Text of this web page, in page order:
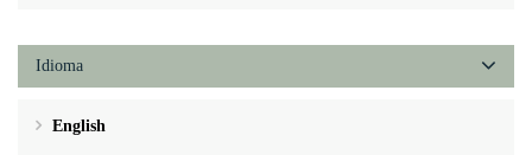
Idioma
English